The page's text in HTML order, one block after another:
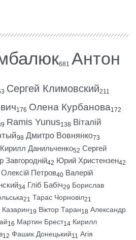
681 Антон
Сергей Климовский211
176 Олена Курбанова172
Ramis Yunus138 Віталій
98 Дмитро Вовнянко73
Кирилл Данильченко52 Сергей
Завгородній42 Юрий Христензен42
Олексій Петров40 Валерій
34 Гліб Бабіч29 Борислав
21 Тарас Чорновіл21
19 Віктор Таран18 Александр
16 Мартин Брест14 Кирилл
12 Фашик Донецький11 Агія